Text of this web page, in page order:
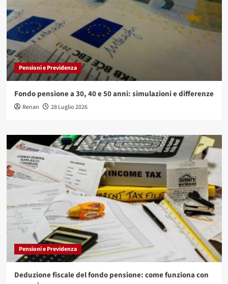
Pensioni e Previdenza
Fondo pensione a 30, 40 e 50 anni: simulazioni e differenze
Renan 28 Luglio 2026
Pensioni e Previdenza
Deduzione fiscale del fondo pensione: come funziona con